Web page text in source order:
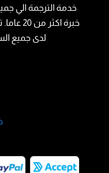
خبرة
لدى جميع